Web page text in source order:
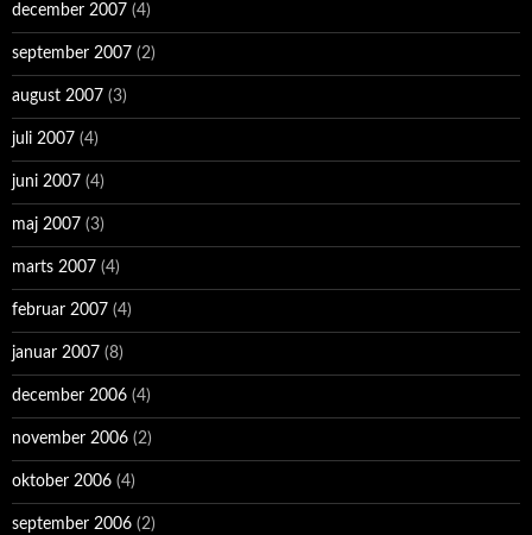
december 2007 (4)
september 2007 (2)
august 2007 (3)
juli 2007 (4)
juni 2007 (4)
maj 2007 (3)
marts 2007 (4)
februar 2007 (4)
januar 2007 (8)
december 2006 (4)
november 2006 (2)
oktober 2006 (4)
september 2006 (2)